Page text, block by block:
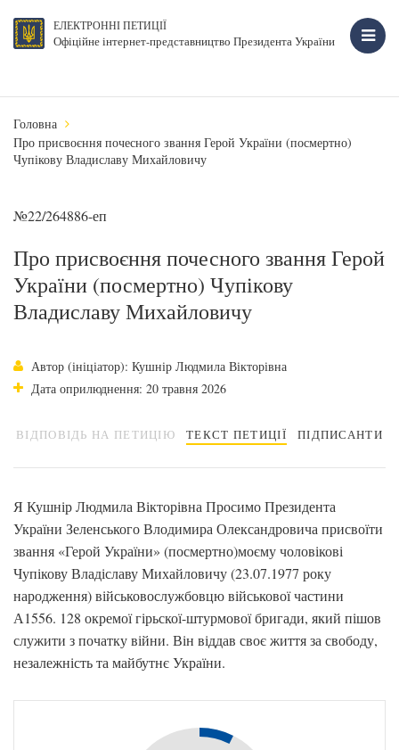
ЕЛЕКТРОННІ ПЕТИЦІЇ
Офіційне інтернет-представництво Президента України
Головна
Про присвоєння почесного звання Герой України (посмертно)
Чупікову Владиславу Михайловичу
№22/264886-еп
Про присвоєння почесного звання Герой
України (посмертно) Чупікову
Владиславу Михайловичу
Автор (ініціатор): Кушнір Людмила Вікторівна
Дата оприлюднення: 20 травня 2026
ВІДПОВІДЬ НА ПЕТИЦІЮ ТЕКСТ ПЕТИЦІЇ ПІДПИСАНТИ
Я Кушнір Людмила Вікторівна Просимо Президента
України Зеленського Влодимира Олександровича присвоїти
звання «Герой України» (посмертно)моєму чоловікові
Чупікову Владіславу Михайловичу (23.07.1977 року
народження) військовослужбовцю військової частини
А1556. 128 окремої гірьскої-штурмової бригади, який пішов
служити з початку війни. Він віддав своє життя за свободу,
незалежність та майбутнє України.